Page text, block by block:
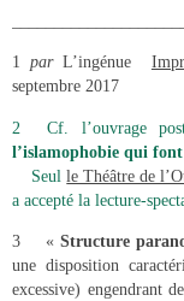
1parL’ingénue
septembre 2017
2 Cf. l’ouvrage
l’islamophobie qui
Seulle Théâtre de
a accepté la lecture-
3 « Structure
une disposition
excessive) engendrant